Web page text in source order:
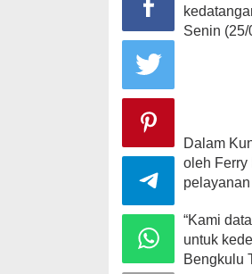
Senin
Dalam
oleh Ferry
“Kami
untuk
Bengkulu